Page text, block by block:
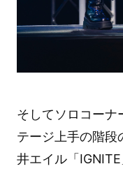
そしてソロコーナ
テージ上手の階段
井エイル「